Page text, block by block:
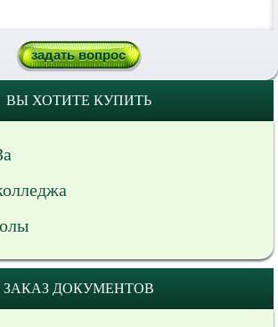
ВЫ ХОТИТЕ КУПИТЬ
ЗАКАЗ ДОКУМЕНТОВ